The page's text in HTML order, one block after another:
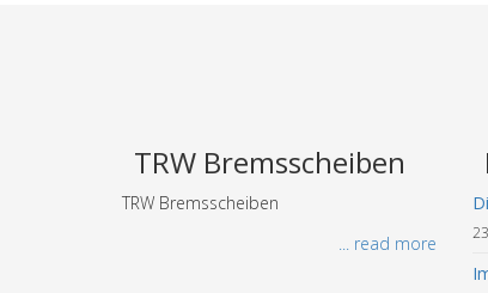
TRW Bremsscheiben
TRW Bremsscheiben
... read more